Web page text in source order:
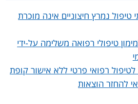
טיפול נמרץ חיצוניים אינה מוכרת
טיפולי רפואה משלימה על-ידי
רפואי פרטי ללא אישור קופת
להחזר הוצאות